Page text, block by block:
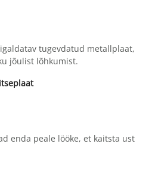
tugevdatud metallplaat,
jõulist lõhkumist.
enda peale lööke, et kaitsta ust